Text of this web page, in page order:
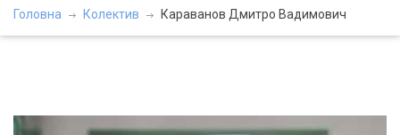
Головна Колектив Караванов Дмитро Вадимович